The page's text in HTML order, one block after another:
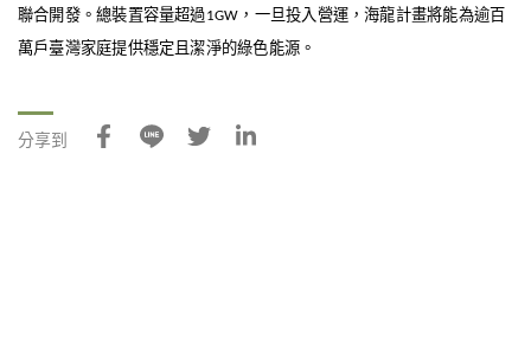
聯合開發。總裝置容量超過1GW ，一旦投入營運，海龍計畫將能為逾百
萬戶臺灣家庭提供穩定且潔淨的綠色能源 。
分享到